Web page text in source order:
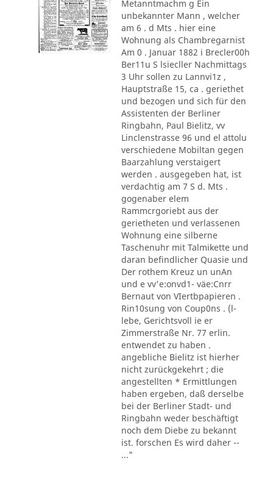
Metanntmachm g Ein
unbekannter Mann , welcher
am 6 . d Mts . hier eine
Wohnung als Chambregarnist
Am 0 . Januar 1882 i Brecler00h
Ber11u S lsiecller Nachmittags
3 Uhr sollen zu Lannvi1z ,
Hauptstraße 15, ca . geriethet
und bezogen und sich für den
Assistenten der Berliner
Ringbahn, Paul Bielitz, vv
Linclenstrasse 96 und el attolu
verschiedene Mobiltan gegen
Baarzahlung verstaigert
werden . ausgegeben hat, ist
verdachtig am 7 S d. Mts .
gogenaber elem
Rammcrgoriebt aus der
gerietheten und verlassenen
Wohnung eine silberne
Taschenuhr mit Talmikette und
daran befindlicher Quasie und
Der rothem Kreuz un unAn
und e vv'e:onvd1- väe:Cnrr
Bernaut von VIertbpapieren .
Rin10sung von Coup0ns . (l-
lebe, Gerichtsvoll ie er
Zimmerstraße Nr. 77 erlin.
entwendet zu haben .
angebliche Bielitz ist hierher
nicht zurückgekehrt ; die
angestellten * Ermittlungen
haben ergeben, daß derselbe
bei der Berliner Stadt- und
Ringbahn weder beschäftigt
noch dem Diebe zu bekannt
ist. forschen Es wird daher --
..."